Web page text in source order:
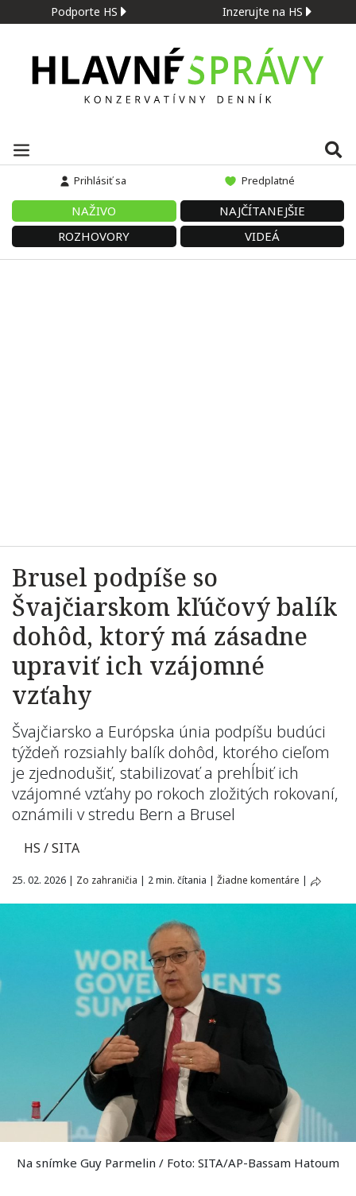
Podporte HS Inzerujte na HS
Prihlásiť sa Predplatné
NAŽIVO
NAJČÍTANEJŠIE
ROZHOVORY
VIDEÁ
Brusel podpíše so
Švajčiarskom kľúčový balík
dohôd, ktorý má zásadne
upraviť ich vzájomné
vzťahy
Švajčiarsko a Európska únia podpíšu budúci
týždeň rozsiahly balík dohôd, ktorého cieľom
je zjednodušiť, stabilizovať a prehĺbiť ich
vzájomné vzťahy po rokoch zložitých rokovaní,
oznámili v stredu Bern a Brusel
HS / SITA
25. 02. 2026 | Zo zahraničia | 2 min. čítania | Žiadne komentáre |
Na snímke Guy Parmelin / Foto: SITA/AP-Bassam Hatoum